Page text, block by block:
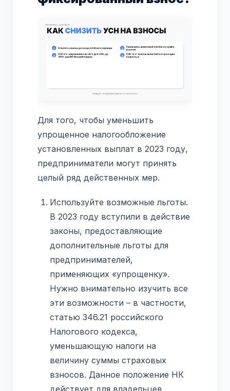
Для того, чтобы уменьшить
упрощенное налогообложение
установленных выплат в 2023 году,
предприниматели могут принять
целый ряд действенных мер.
Используйте возможные льготы.
В 2023 году вступили в действие
законы, предоставляющие
дополнительные льготы для
предпринимателей,
применяющих «упрощенку».
Нужно внимательно изучить все
эти возможности – в частности,
статью 346.21 российского
Налогового кодекса,
уменьшающую налоги на
величину суммы страховых
взносов. Данное положение НК